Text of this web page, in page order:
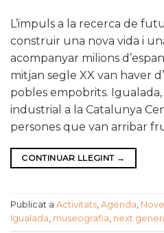
L’impuls a la recerca de
construir una nova vida i
acompanyar milions
mitjan segle XX van haver
pobles empobrits.
industrial a la Catalunya
persones que van arribar
CONTINUAR LLEGINT →
Publicat a Activitats, Agenda,
Igualada, museografia, next